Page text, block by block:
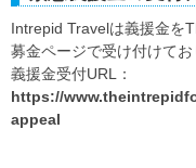
Intrepid Travelは義援金を
募金ページで受け付けてお
義援金受付URL：
https://
appeal